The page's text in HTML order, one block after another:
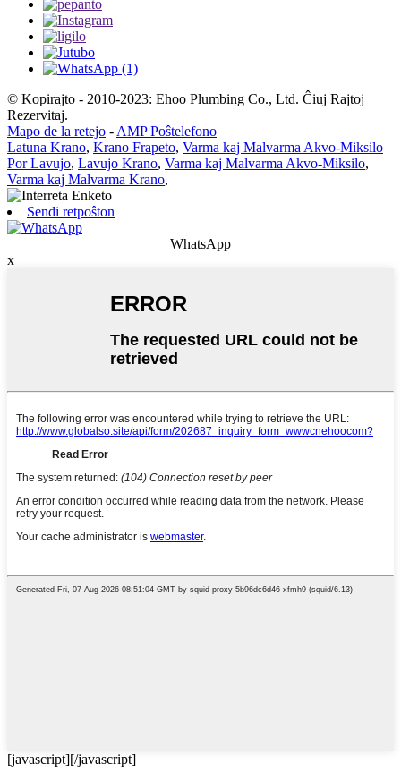
© Kopirajto - 2010-2023: Ehoo Plumbing Co., Ltd. Ĉiuj Rajtoj
Rezervitaj.
Mapo de la retejo - AMP Poŝtelefono
Latuna Krano, Krano Frapeto, Varma kaj Malvarma Akvo-Miksilo
Por Lavujo, Lavujo Krano, Varma kaj Malvarma Akvo-Miksilo,
Varma kaj Malvarma Krano,
Sendi retpoŝton
WhatsApp
x
[javascript][/javascript]